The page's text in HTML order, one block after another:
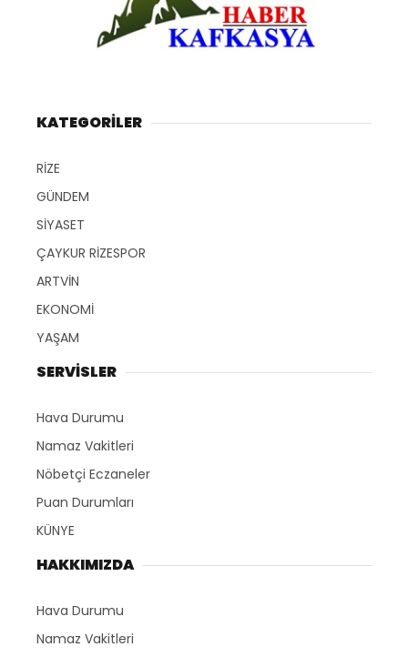
KATEGORİLER
RİZE
GÜNDEM
SİYASET
ÇAYKUR RİZESPOR
ARTVİN
EKONOMİ
YAŞAM
SERVİSLER
Hava Durumu
Namaz Vakitleri
Nöbetçi Eczaneler
Puan Durumları
KÜNYE
HAKKIMIZDA
Hava Durumu
Namaz Vakitleri